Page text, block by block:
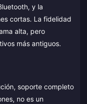
y la
cortas. La fidelidad
alta, pero
más antiguos.
soporte completo
no es un